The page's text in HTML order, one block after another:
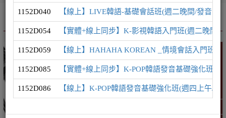
推廣課程 韓語系列
韓語
韓語學習地圖
1152D040 【線上】LIVE韓語-基礎會話班(週二晚間/發音開
1152D054 【實體+線上同步】K-影視韓語入門班(週二晚間/
1152D059 【線上】HAHAHA KOREAN _情境會話入門班(
1152D085 【實體+線上同步】K-POP韓語發音基礎強化班(
1152D086 【線上】K-POP韓語發音基礎強化班(週四上午/發